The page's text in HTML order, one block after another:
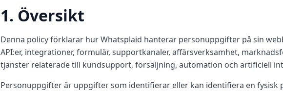
1. Översikt
Denna policy förklarar hur Whatsplaid hanterar personuppgifter på sin
API:er, integrationer, formulär, supportkanaler, affärsverksamhet,
tjänster relaterade till kundsupport, försäljning, automation och artificiell
Personuppgifter är uppgifter som identifierar eller kan identifiera en fysisk